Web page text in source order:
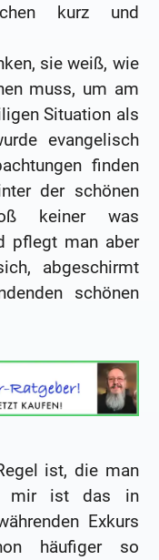
kurz und
sie weiß, wie
muss, um am
Situation als
evangelisch
finden
der schönen
keiner was
pflegt man aber
abgeschirmt
schönen
ist, die man
mir ist das in
Exkurs
häufiger so